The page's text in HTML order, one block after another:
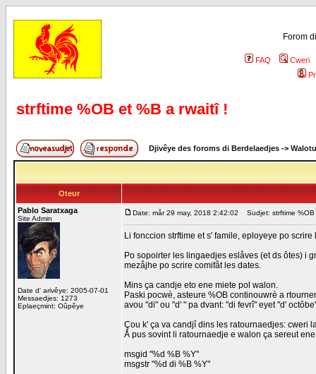
Forom
FAQ
Cweri
strftime %OB et %B a rwaitî !
Djivêye des foroms di Berdelaedjes ->
Oteur
Pablo Saratxaga
Site Admin
Date d' arivêye: 2005-07-01
Messaedjes: 1273
Eplaeçmint: Oûpêye
Date: mår 29 may, 2018 2:42:02 Sudjet: strftime
Li fonccion strftime et s' famile, eployeye po
Po sopoirter les lingaedjes eslåves (et ds ôtes) i
mezåjhe po scrire comifåt les dates.
Mins ça candje eto ene miete pol walon.
Paski pocwè, asteure %OB continouwrè a
avou "di" ou "d' " pa dvant: "di fevrî" eyet "d'
Çou k' ça va candjî dins les ratournaedjes: cweri
Å pus sovint li ratournaedje e walon ça sereut
msgid "%d %B %Y"
msgstr "%d di %B %Y"